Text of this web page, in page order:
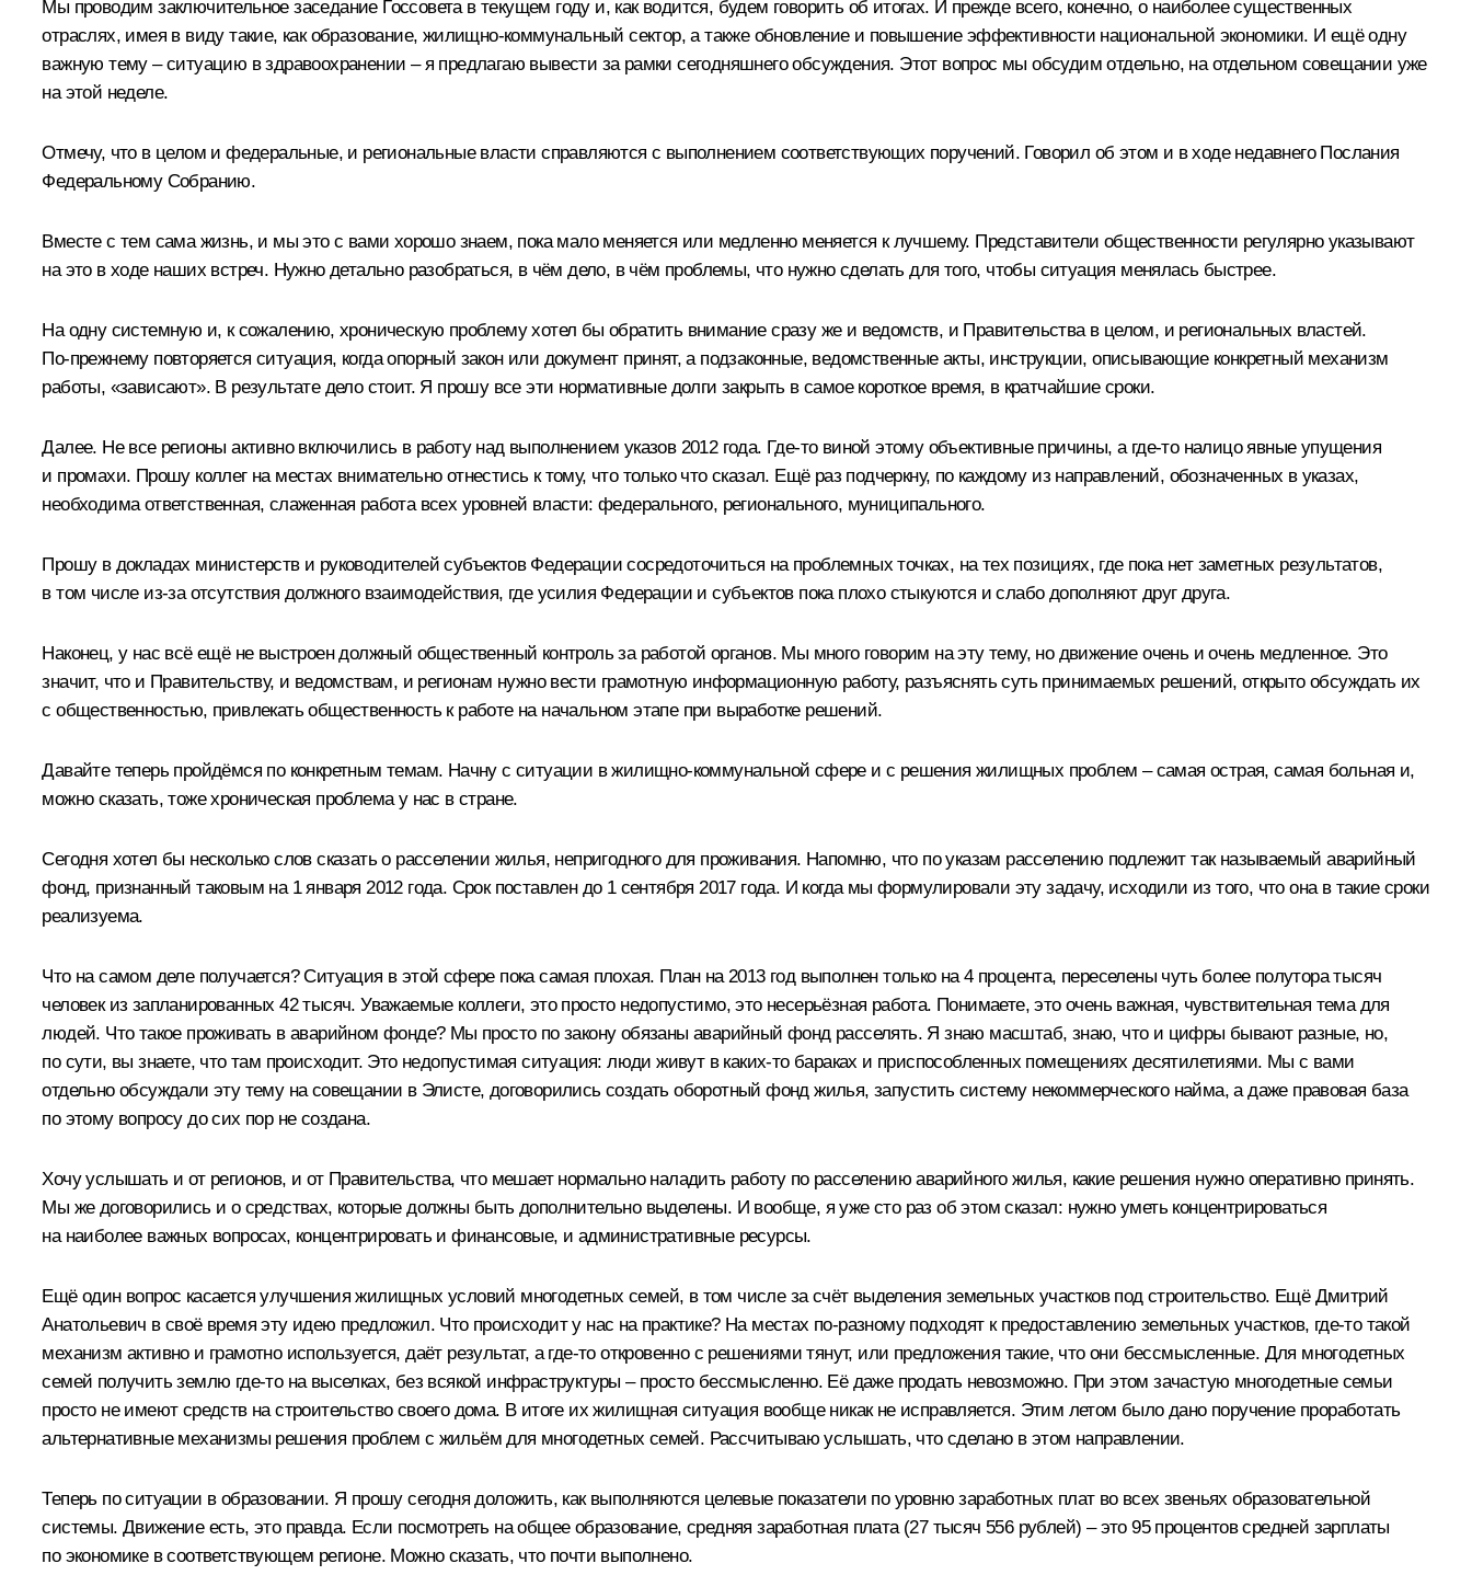
Мы проводим заключительное заседание Госсовета в текущем году и, как водится, будем говорить об итогах. И прежде всего, конечно, о наиболее существенных
отраслях, имея в виду такие, как образование, жилищно-коммунальный сектор, а также обновление и повышение эффективности национальной экономики. И ещё одну
важную тему – ситуацию в здравоохранении – я предлагаю вывести за рамки сегодняшнего обсуждения. Этот вопрос мы обсудим отдельно, на отдельном совещании уже
на этой неделе.
Отмечу, что в целом и федеральные, и региональные власти справляются с выполнением соответствующих поручений. Говорил об этом и в ходе недавнего Послания
Федеральному Собранию.
Вместе с тем сама жизнь, и мы это с вами хорошо знаем, пока мало меняется или медленно меняется к лучшему. Представители общественности регулярно указывают
на это в ходе наших встреч. Нужно детально разобраться, в чём дело, в чём проблемы, что нужно сделать для того, чтобы ситуация менялась быстрее.
На одну системную и, к сожалению, хроническую проблему хотел бы обратить внимание сразу же и ведомств, и Правительства в целом, и региональных властей.
По‑прежнему повторяется ситуация, когда опорный закон или документ принят, а подзаконные, ведомственные акты, инструкции, описывающие конкретный механизм
работы, «зависают». В результате дело стоит. Я прошу все эти нормативные долги закрыть в самое короткое время, в кратчайшие сроки.
Далее. Не все регионы активно включились в работу над выполнением указов 2012 года. Где‑то виной этому объективные причины, а где‑то налицо явные упущения
и промахи. Прошу коллег на местах внимательно отнестись к тому, что только что сказал. Ещё раз подчеркну, по каждому из направлений, обозначенных в указах,
необходима ответственная, слаженная работа всех уровней власти: федерального, регионального, муниципального.
Прошу в докладах министерств и руководителей субъектов Федерации сосредоточиться на проблемных точках, на тех позициях, где пока нет заметных результатов,
в том числе из‑за отсутствия должного взаимодействия, где усилия Федерации и субъектов пока плохо стыкуются и слабо дополняют друг друга.
Наконец, у нас всё ещё не выстроен должный общественный контроль за работой органов. Мы много говорим на эту тему, но движение очень и очень медленное. Это
значит, что и Правительству, и ведомствам, и регионам нужно вести грамотную информационную работу, разъяснять суть принимаемых решений, открыто обсуждать их
с общественностью, привлекать общественность к работе на начальном этапе при выработке решений.
Давайте теперь пройдёмся по конкретным темам. Начну с ситуации в жилищно-коммунальной сфере и с решения жилищных проблем – самая острая, самая больная и,
можно сказать, тоже хроническая проблема у нас в стране.
Сегодня хотел бы несколько слов сказать о расселении жилья, непригодного для проживания. Напомню, что по указам расселению подлежит так называемый аварийный
фонд, признанный таковым на 1 января 2012 года. Срок поставлен до 1 сентября 2017 года. И когда мы формулировали эту задачу, исходили из того, что она в такие сроки
реализуема.
Что на самом деле получается? Ситуация в этой сфере пока самая плохая. План на 2013 год выполнен только на 4 процента, переселены чуть более полутора тысяч
человек из запланированных 42 тысяч. Уважаемые коллеги, это просто недопустимо, это несерьёзная работа. Понимаете, это очень важная, чувствительная тема для
людей. Что такое проживать в аварийном фонде? Мы просто по закону обязаны аварийный фонд расселять. Я знаю масштаб, знаю, что и цифры бывают разные, но,
по сути, вы знаете, что там происходит. Это недопустимая ситуация: люди живут в каких‑то бараках и приспособленных помещениях десятилетиями. Мы с вами
отдельно обсуждали эту тему на совещании в Элисте, договорились создать оборотный фонд жилья, запустить систему некоммерческого найма, а даже правовая база
по этому вопросу до сих пор не создана.
Хочу услышать и от регионов, и от Правительства, что мешает нормально наладить работу по расселению аварийного жилья, какие решения нужно оперативно принять.
Мы же договорились и о средствах, которые должны быть дополнительно выделены. И вообще, я уже сто раз об этом сказал: нужно уметь концентрироваться
на наиболее важных вопросах, концентрировать и финансовые, и административные ресурсы.
Ещё один вопрос касается улучшения жилищных условий многодетных семей, в том числе за счёт выделения земельных участков под строительство. Ещё Дмитрий
Анатольевич в своё время эту идею предложил. Что происходит у нас на практике? На местах по‑разному подходят к предоставлению земельных участков, где‑то такой
механизм активно и грамотно используется, даёт результат, а где‑то откровенно с решениями тянут, или предложения такие, что они бессмысленные. Для многодетных
семей получить землю где‑то на выселках, без всякой инфраструктуры – просто бессмысленно. Её даже продать невозможно. При этом зачастую многодетные семьи
просто не имеют средств на строительство своего дома. В итоге их жилищная ситуация вообще никак не исправляется. Этим летом было дано поручение проработать
альтернативные механизмы решения проблем с жильём для многодетных семей. Рассчитываю услышать, что сделано в этом направлении.
Теперь по ситуации в образовании. Я прошу сегодня доложить, как выполняются целевые показатели по уровню заработных плат во всех звеньях образовательной
системы. Движение есть, это правда. Если посмотреть на общее образование, средняя заработная плата (27 тысяч 556 рублей) – это 95 процентов средней зарплаты
по экономике в соответствующем регионе. Можно сказать, что почти выполнено.